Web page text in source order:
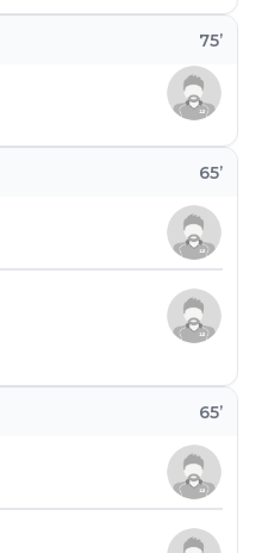
65’
65’
75’